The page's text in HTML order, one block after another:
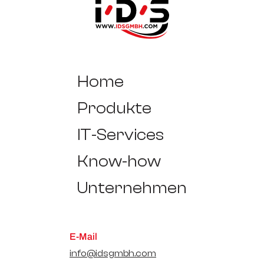
Home
Produkte
IT-Services
Know-how
Unternehmen
E-Mail
info@idsgmbh.com